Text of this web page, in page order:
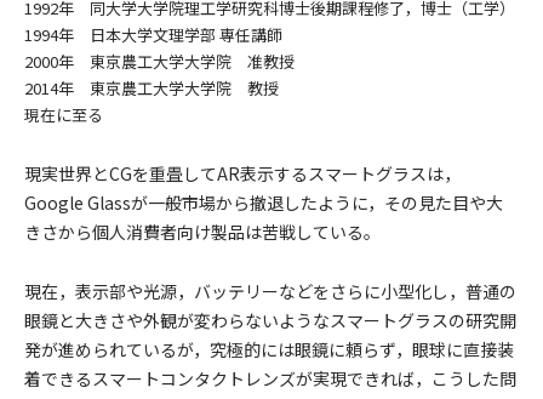
1992年 同大学大学院理工学研究科博士後期課程修了，博士（工学）
1994年 日本大学文理学部 専任講師
2000年 東京農工大学大学院 准教授
2014年 東京農工大学大学院 教授
現在に至る
現実世界とCGを重畳してAR表示するスマートグラスは，
Google Glassが一般市場から撤退したように，その見た目や大
きさから個人消費者向け製品は苦戦している。
現在，表示部や光源，バッテリーなどをさらに小型化し，普通の
眼鏡と大きさや外観が変わらないようなスマートグラスの研究開
発が進められているが，究極的には眼鏡に頼らず，眼球に直接装
着できるスマートコンタクトレンズが実現できれば，こうした問